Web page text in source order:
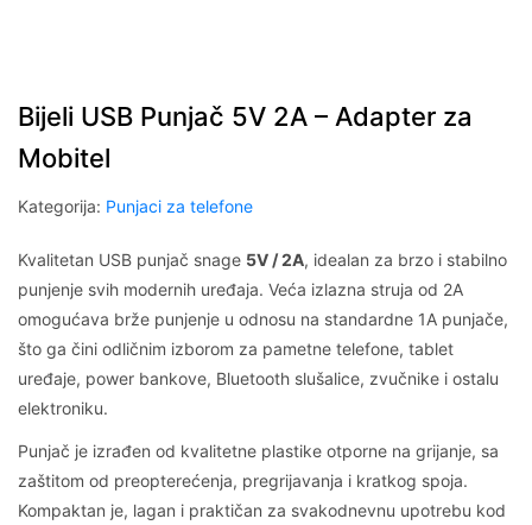
Bijeli USB Punjač 5V 2A – Adapter za
Mobitel
Kategorija: Punjaci za telefone
Kvalitetan USB punjač snage 5V / 2A, idealan za brzo i stabilno
punjenje svih modernih uređaja. Veća izlazna struja od 2A
omogućava brže punjenje u odnosu na standardne 1A punjače,
što ga čini odličnim izborom za pametne telefone, tablet
uređaje, power bankove, Bluetooth slušalice, zvučnike i ostalu
elektroniku.
Punjač je izrađen od kvalitetne plastike otporne na grijanje, sa
zaštitom od preopterećenja, pregrijavanja i kratkog spoja.
Kompaktan je, lagan i praktičan za svakodnevnu upotrebu kod